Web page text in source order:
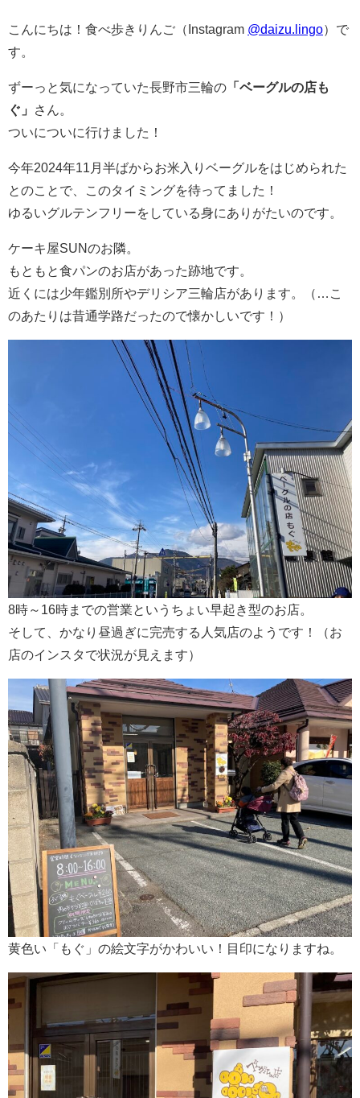
こんにちは！食べ歩きりんご（Instagram @daizu.lingo）で
す。
ずーっと気になっていた長野市三輪の 「ベーグルの店も
ぐ」
さん。
ついについに行けました！
今年2024年11月半ばからお米入りベーグルをはじめられた
とのことで、このタイミングを待ってました！
ゆるいグルテンフリーをしている身にありがたいのです。
ケーキ屋SUNのお隣。
もともと食パンのお店があった跡地です。
近くには少年鑑別所やデリシア三輪店があります。（…こ
のあたりは昔通学路だったので懐かしいです！）
8時～16時までの営業というちょい早起き型のお店。
そして、かなり昼過ぎに完売する人気店のようです！（お
店のインスタで状況が見えます）
黄色い「もぐ」の絵文字がかわいい！目印になりますね。